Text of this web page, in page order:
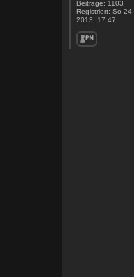
Beiträge: 1103
Registriert: So
2013, 17:47